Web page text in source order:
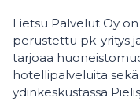
Lietsu Palvelut Oy
perustettu pk-yritys
tarjoaa
hotellipalveluita
ydinkeskustassa